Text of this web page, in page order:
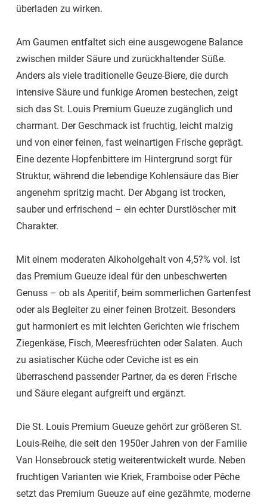
überladen zu wirken.
Am Gaumen entfaltet sich eine ausgewogene Balance
zwischen milder Säure und zurückhaltender Süße.
Anders als viele traditionelle Geuze-Biere, die durch
intensive Säure und funkige Aromen bestechen, zeigt
sich das St. Louis Premium Gueuze zugänglich und
charmant. Der Geschmack ist fruchtig, leicht malzig
und von einer feinen, fast weinartigen Frische geprägt.
Eine dezente Hopfenbittere im Hintergrund sorgt für
Struktur, während die lebendige Kohlensäure das Bier
angenehm spritzig macht. Der Abgang ist trocken,
sauber und erfrischend – ein echter Durstlöscher mit
Charakter.
Mit einem moderaten Alkoholgehalt von 4,5?% vol. ist
das Premium Gueuze ideal für den unbeschwerten
Genuss – ob als Aperitif, beim sommerlichen Gartenfest
oder als Begleiter zu einer feinen Brotzeit. Besonders
gut harmoniert es mit leichten Gerichten wie frischem
Ziegenkäse, Fisch, Meeresfrüchten oder Salaten. Auch
zu asiatischer Küche oder Ceviche ist es ein
überraschend passender Partner, da es deren Frische
und Säure elegant aufgreift und ergänzt.
Die St. Louis Premium Gueuze gehört zur größeren St.
Louis-Reihe, die seit den 1950er Jahren von der Familie
Van Honsebrouck stetig weiterentwickelt wurde. Neben
fruchtigen Varianten wie Kriek, Framboise oder Pêche
setzt das Premium Gueuze auf eine gezähmte, moderne